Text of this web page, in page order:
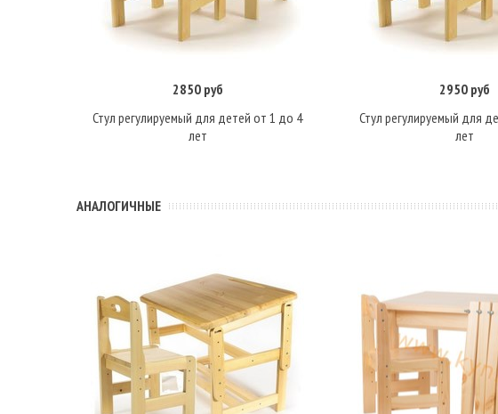
В корзину
2850 руб
Стул регулируемый для детей от 1 до 4
лет
В корзину
2950 руб
Стул регулируемый для
лет
АНАЛОГИЧНЫЕ